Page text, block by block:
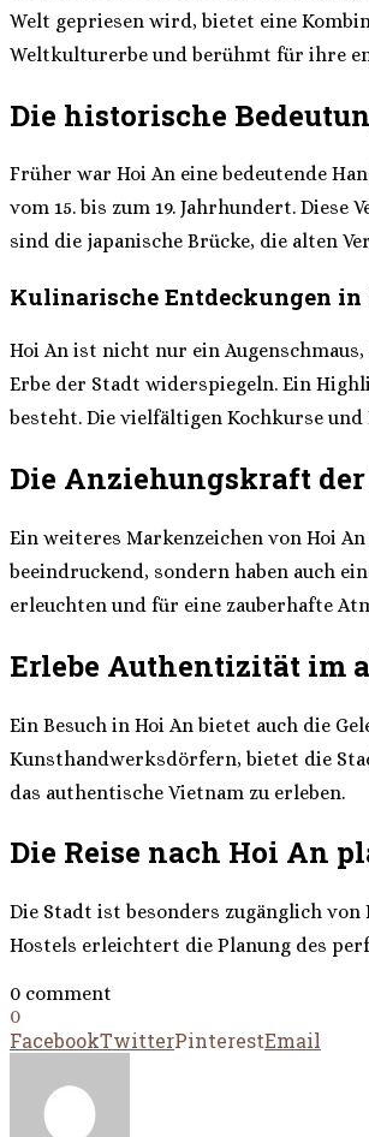
Welt gepriesen wird, bietet eine
Weltkulturerbe und berühmt für ihre
Die historische
Früher war Hoi An eine bedeutende
vom 15. bis zum 19. Jahrhundert.
sind die japanische Brücke, die alten
Kulinarische Entdeckungen in
Hoi An ist nicht nur ein
Erbe der Stadt widerspiegeln. Ein
besteht. Die vielfältigen Kochkurse
Die Anziehungskraft
Ein weiteres Markenzeichen von Hoi
beeindruckend, sondern haben auch
erleuchten und für eine zauberhafte
Erlebe Authentizität im
Ein Besuch in Hoi An bietet auch die
Kunsthandwerksdörfern, bietet die
das authentische Vietnam zu erleben.
Die Reise nach Hoi An
Die Stadt ist besonders zugänglich
Hostels erleichtert die Planung des
0 comment
0
FacebookTwitterPinterestEmail